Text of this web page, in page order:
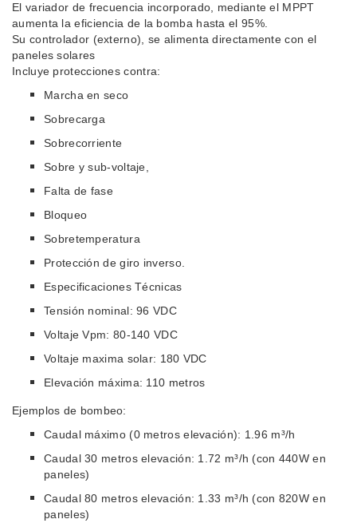
El variador de frecuencia incorporado, mediante el MPPT
aumenta la eficiencia de la bomba hasta el 95%.
Su controlador (externo), se alimenta directamente con el
paneles solares
Incluye protecciones contra:
Marcha en seco
Sobrecarga
Sobrecorriente
Sobre y sub-voltaje,
Falta de fase
Bloqueo
Sobretemperatura
Protección de giro inverso.
Especificaciones Técnicas
Tensión nominal: 96 VDC
Voltaje Vpm: 80-140 VDC
Voltaje maxima solar: 180 VDC
Elevación máxima: 110 metros
Ejemplos de bombeo:
Caudal máximo (0 metros elevación): 1.96 m³/h
Caudal 30 metros elevación: 1.72 m³/h (con 440W en
paneles)
Caudal 80 metros elevación: 1.33 m³/h (con 820W en
paneles)